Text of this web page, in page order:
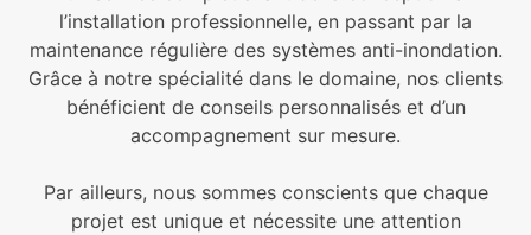
l’installation professionnelle, en passant par la
maintenance régulière des systèmes anti-inondation.
Grâce à notre spécialité dans le domaine, nos clients
bénéficient de conseils personnalisés et d’un
accompagnement sur mesure.
Par ailleurs, nous sommes conscients que chaque
projet est unique et nécessite une attention